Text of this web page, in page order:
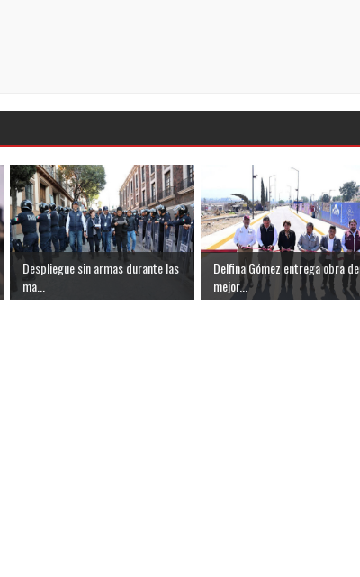
Despliegue sin armas durante las
ma...
Delfina Gómez entrega obra de
mejor...